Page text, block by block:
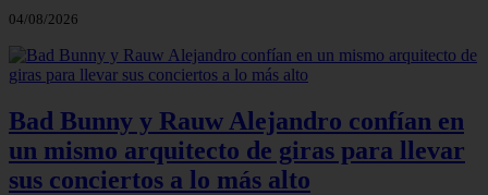
04/08/2026
Bad Bunny y Rauw Alejandro confían en
un mismo arquitecto de giras para llevar
sus conciertos a lo más alto